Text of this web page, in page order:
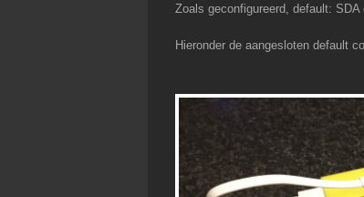
Zoals geconfigureerd, default:
Hieronder de aangesloten default